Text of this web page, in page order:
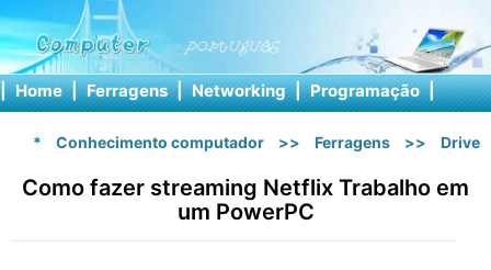
| Home | Ferragens | Networking | Programação |
* Conhecimento computador >> Ferragens >>
Como fazer streaming Netflix Trabalho em
um PowerPC